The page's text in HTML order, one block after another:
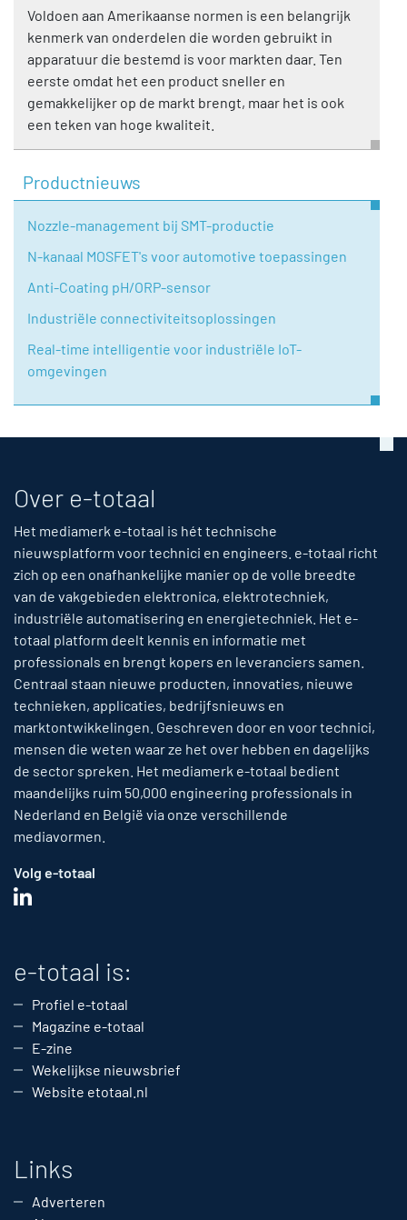
Voldoen aan Amerikaanse normen is een belangrijk
kenmerk van onderdelen die worden gebruikt in
apparatuur die bestemd is voor markten daar. Ten
eerste omdat het een product sneller en
gemakkelijker op de markt brengt, maar het is ook
een teken van hoge kwaliteit.
Productnieuws
Nozzle-management bij SMT-productie
N-kanaal MOSFET's voor automotive toepassingen
Anti-Coating pH/ORP-sensor
Industriële connectiviteitsoplossingen
Real-time intelligentie voor industriële IoT-
omgevingen
Over e-totaal
Het mediamerk e-totaal is hét technische
nieuwsplatform voor technici en engineers. e-totaal richt
zich op een onafhankelijke manier op de volle breedte
van de vakgebieden elektronica, elektrotechniek,
industriële automatisering en energietechniek. Het e-
totaal platform deelt kennis en informatie met
professionals en brengt kopers en leveranciers samen.
Centraal staan nieuwe producten, innovaties, nieuwe
technieken, applicaties, bedrijfsnieuws en
marktontwikkelingen. Geschreven door en voor technici,
mensen die weten waar ze het over hebben en dagelijks
de sector spreken. Het mediamerk e-totaal bedient
maandelijks ruim 50,000 engineering professionals in
Nederland en België via onze verschillende
mediavormen.
Volg e-totaal
e-totaal is:
Profiel e-totaal
Magazine e-totaal
E-zine
Wekelijkse nieuwsbrief
Website etotaal.nl
Links
Adverteren